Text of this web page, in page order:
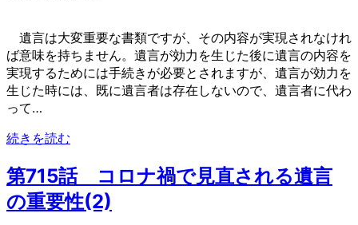
遺言は大変重要な書類ですが、その内容が実現されなけれ
ば意味を持ちません。遺言が効力を生じた後に遺言の内容を
実現するためには手続きが必要とされますが、遺言が効力を
生じた時には、既に遺言者は存在しないので、遺言者に代わ
って…
続きを読む
第715話 コロナ禍で見直される遺言
の重要性(2)